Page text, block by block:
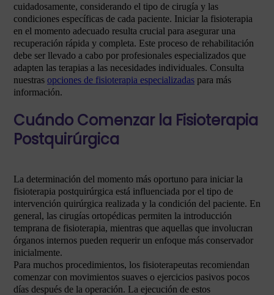
cuidadosamente, considerando el tipo de cirugía y las
condiciones específicas de cada paciente. Iniciar la fisioterapia
en el momento adecuado resulta crucial para asegurar una
recuperación rápida y completa. Este proceso de rehabilitación
debe ser llevado a cabo por profesionales especializados que
adapten las terapias a las necesidades individuales. Consulta
nuestras opciones de fisioterapia especializadas para más
información.
Cuándo Comenzar la Fisioterapia
Postquirúrgica
La determinación del momento más oportuno para iniciar la
fisioterapia postquirúrgica está influenciada por el tipo de
intervención quirúrgica realizada y la condición del paciente. En
general, las cirugías ortopédicas permiten la introducción
temprana de fisioterapia, mientras que aquellas que involucran
órganos internos pueden requerir un enfoque más conservador
inicialmente.
Para muchos procedimientos, los fisioterapeutas recomiendan
comenzar con movimientos suaves o ejercicios pasivos pocos
días después de la operación. La ejecución de estos